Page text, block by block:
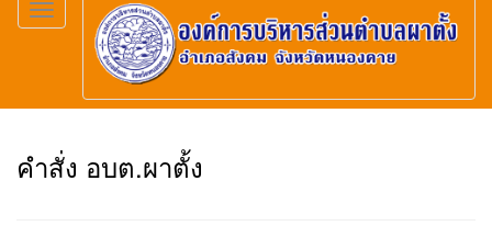
Toggle
navigation
คำสั่ง อบต.ผาตั้ง